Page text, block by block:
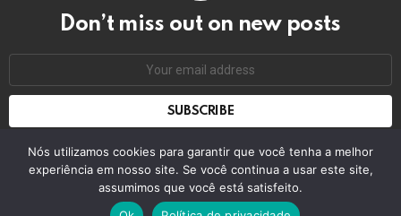
Don’t miss out on new posts
© 2026 by bring the pixel. Remember to change this
Nós utilizamos cookies para garantir que você tenha a melhor
experiência em nosso site. Se você continua a usar este site,
assumimos que você está satisfeito.